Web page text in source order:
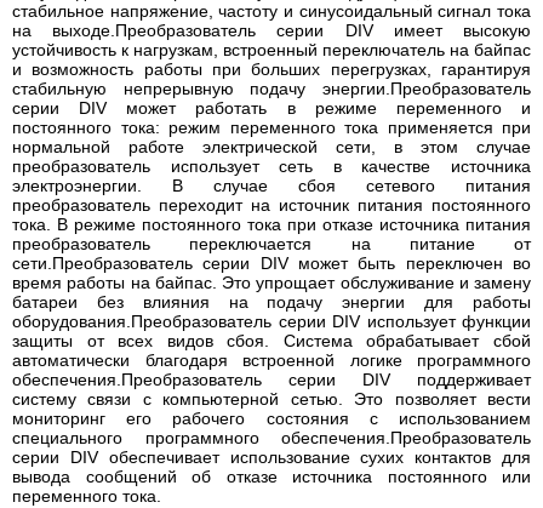
стабильное напряжение, частоту и синусоидальный сигнал тока
на выходе.Преобразователь серии DIV имеет высокую
устойчивость к нагрузкам, встроенный переключатель на байпас
и возможность работы при больших перегрузках, гарантируя
стабильную непрерывную подачу энергии.Преобразователь
серии DIV может работать в режиме переменного и
постоянного тока: режим переменного тока применяется при
нормальной работе электрической сети, в этом случае
преобразователь использует сеть в качестве источника
электроэнергии. В случае сбоя сетевого питания
преобразователь переходит на источник питания постоянного
тока. В режиме постоянного тока при отказе источника питания
преобразователь переключается на питание от
сети.Преобразователь серии DIV может быть переключен во
время работы на байпас. Это упрощает обслуживание и замену
батареи без влияния на подачу энергии для работы
оборудования.Преобразователь серии DIV использует функции
защиты от всех видов сбоя. Система обрабатывает сбой
автоматически благодаря встроенной логике программного
обеспечения.Преобразователь серии DIV поддерживает
систему связи с компьютерной сетью. Это позволяет вести
мониторинг его рабочего состояния с использованием
специального программного обеспечения.Преобразователь
серии DIV обеспечивает использование сухих контактов для
вывода сообщений об отказе источника постоянного или
переменного тока.